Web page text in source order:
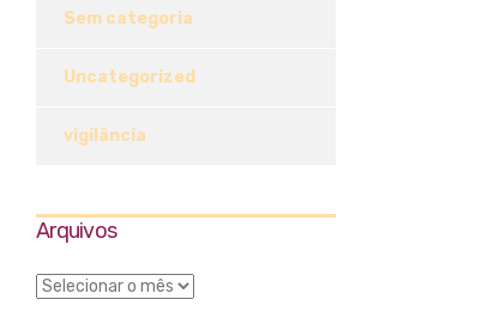
Sem categoria
Uncategorized
vigilância
Arquivos